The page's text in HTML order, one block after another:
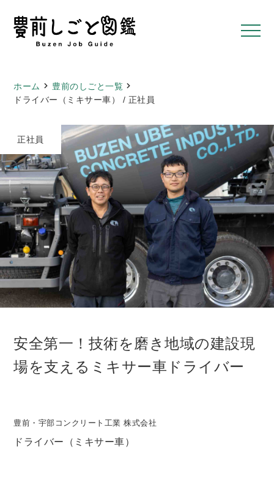
ホーム
豊前のしごと一覧
ドライバー（ミキサー車） / 正社員
正社員
安全第一！技術を磨き地域の建設現
場を支えるミキサー車ドライバー
豊前・宇部コンクリート工業 株式会社
ドライバー（ミキサー車）